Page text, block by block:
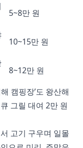
5~8만 원
10~15만 원
8~12만 원
캠핑장’도 왕산해
그릴 대여 2만 원
고기 구우며 일몰